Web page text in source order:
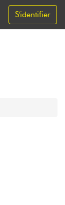
S'identifier